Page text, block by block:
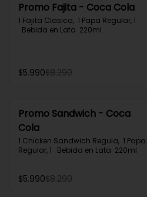
Promo Fajita - Coca Cola
1 Fajita Clasica,  1 Papa Regular, 1
Bebida en Lata  220ml
$5.990$8.290
Promo Sandwich - Coca
Cola
1 Chicken Sandwich Regula,  1 Papa
Regular, 1   Bebida en Lata  220ml
$5.990$8.290